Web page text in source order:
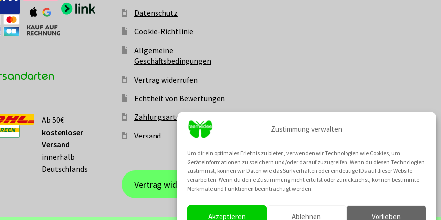
Zustimmung verwalten
Um dir ein optimales Erlebnis zu bieten, verwenden wir Technologien wie Cookies, um
Geräteinformationen zu speichern und/oder darauf zuzugreifen. Wenn du diesen Technologien
zustimmst, können wir Daten wie das Surfverhalten oder eindeutige IDs auf dieser Website
verarbeiten. Wenn du deine Zustimmung nicht erteilst oder zurückziehst, können bestimmte
Merkmale und Funktionen beeinträchtigt werden.
Akzeptieren Ablehnen Vorlieben
Ab 50€
kostenloser
Versand
innerhalb
Deutschlands
Datenschutz
Cookie-Richtlinie
Allgemeine
Geschäftsbedingungen
Vertrag widerrufen
Echtheit von Bewertungen
Zahlungsarten
Versand
Vertrag widerrufen